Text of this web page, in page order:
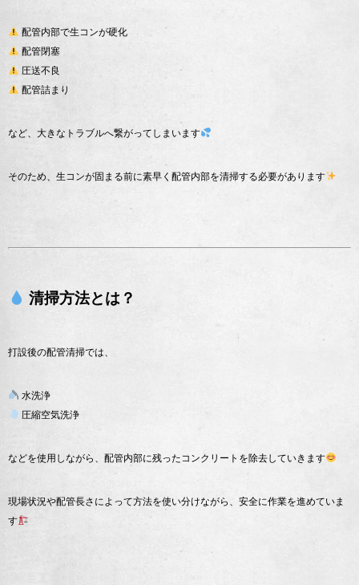
配管内部で生コンが硬化
配管閉塞
圧送不良
配管詰まり
など、大きなトラブルへ繋がってしまいます
そのため、生コンが固まる前に素早く配管内部を清掃する必要があります
清掃方法とは？
打設後の配管清掃では、
水洗浄
圧縮空気洗浄
などを使用しながら、配管内部に残ったコンクリートを除去していきます
現場状況や配管長さによって方法を使い分けながら、安全に作業を進めていま
す